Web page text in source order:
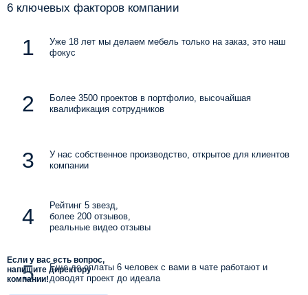
6 ключевых факторов компании
Уже 18 лет мы делаем мебель только на заказ, это наш
фокус
Более 3500 проектов в портфолио, высочайшая
квалификация сотрудников
У нас собственное производство, открытое для клиентов
компании
Рейтинг 5 звезд,
более 200 отзывов,
реальные видео отзывы
Еще до оплаты 6 человек с вами в чате работают и
доводят проект до идеала
Если у вас есть вопрос,
напишите директору
компании!